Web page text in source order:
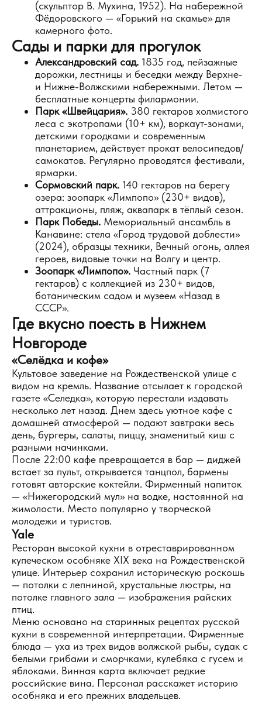
(скульптор В. Мухина, 1952). На набережной
Фёдоровского — «Горький на скамье» для
камерного фото.
Сады и парки для прогулок
Александровский сад. 1835 год, пейзажные
дорожки, лестницы и беседки между Верхне-
и Нижне-Волжскими набережными. Летом —
бесплатные концерты филармонии.
Парк «Швейцария». 380 гектаров холмистого
леса с экотропами (10+ км), воркаут-зонами,
детскими городками и современным
планетарием, действует прокат велосипедов/
самокатов. Регулярно проводятся фестивали,
ярмарки.
Сормовский парк. 140 гектаров на берегу
озера: зоопарк «Лимпопо» (230+ видов),
аттракционы, пляж, аквапарк в тёплый сезон.
Парк Победы. Мемориальный ансамбль в
Канавине: стела «Город трудовой доблести»
(2024), образцы техники, Вечный огонь, аллея
героев, видовые точки на Волгу и центр.
Зоопарк «Лимпопо». Частный парк (7
гектаров) с коллекцией из 230+ видов,
ботаническим садом и музеем «Назад в
СССР».
Где вкусно поесть в Нижнем
Новгороде
«Селёдка и кофе»
Культовое заведение на Рождественской улице с
видом на кремль. Название отсылает к городской
газете «Селедка», которую перестали издавать
несколько лет назад. Днем здесь уютное кафе с
домашней атмосферой — подают завтраки весь
день, бургеры, салаты, пиццу, знаменитый киш с
разными начинками.
После 22:00 кафе превращается в бар — диджей
встает за пульт, открывается танцпол, бармены
готовят авторские коктейли. Фирменный напиток
— «Нижегородский мул» на водке, настоянной на
жимолости. Место популярно у творческой
молодежи и туристов.
Yale
Ресторан высокой кухни в отреставрированном
купеческом особняке XIX века на Рождественской
улице. Интерьер сохранил историческую роскошь
— потолки с лепниной, хрустальные люстры, на
потолке главного зала — изображения райских
птиц.
Меню основано на старинных рецептах русской
кухни в современной интерпретации. Фирменные
блюда — уха из трех видов волжской рыбы, судак с
белыми грибами и сморчками, кулебяка с гусем и
яблоками. Винная карта включает редкие
российские вина. Персонал расскажет историю
особняка и его прежних владельцев.